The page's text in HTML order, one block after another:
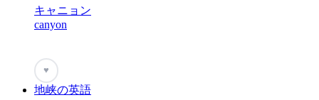
キャニョン
canyon
♥
地峡の英語